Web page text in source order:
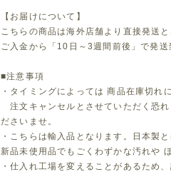
【お届けについて】
こちらの商品は海外店舗より直接発送と
ご入金から「10日～3週間前後」で発送
■注意事項
・タイミングによっては 商品在庫切れ
注文キャンセルとさせていただく恐れ
ださいませ。
・こちらは輸入品となります。日本製
新品未使用品でもごくわずかな汚れや
・仕入れ工場を変えることがあるため